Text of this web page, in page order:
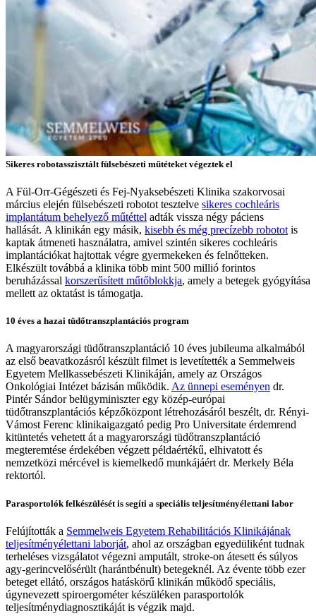
Sikeres robotasszisztált fülsebészeti műtéteket végeztek el
A Fül-Orr-Gégészeti és Fej-Nyaksebészeti Klinika szakorvosai
március elején fülsebészeti robotot tesztelve sikeres cochleáris
implantátum behelyező műtéttel adták vissza négy páciens
hallását. A klinikán egy másik, kisebb és még precízebb robotot is
kaptak átmeneti használatra, amivel szintén sikeres cochleáris
implantációkat hajtottak végre gyermekeken és felnőtteken.
Elkészült továbbá a klinika több mint 500 millió forintos
beruházással korszerűsített műtőblokkja, amely a betegek gyógyítása
mellett az oktatást is támogatja.
10 éves a hazai tüdőtranszplantációs program
A magyarországi tüdőtranszplantáció 10 éves jubileuma alkalmából
az első beavatkozásról készült filmet is levetítették a Semmelweis
Egyetem Mellkassebészeti Klinikáján, amely az Országos
Onkológiai Intézet bázisán működik. Az ünnepi eseményen dr.
Pintér Sándor belügyminiszter egy közép-európai
tüdőtranszplantációs képzőközpont létrehozásáról beszélt, dr. Rényi-
Vámost Ferenc klinikaigazgató pedig Pro Universitate érdemrend
kitüntetés vehetett át a magyarországi tüdőtranszplantáció
megteremtése érdekében végzett példaértékű, elhivatott és
nemzetközi mércével is kiemelkedő munkájáért dr. Merkely Béla
rektortól.
Parasportolók felkészülését is segíti a speciális teljesítményélettani labor
Felújították a Semmelweis Egyetem Rehabilitációs Klinikájának
teljesítményélettani laborját, ahol az országban egyedüliként tudnak
terheléses vizsgálatot végezni amputált, stroke-on átesett és súlyos
agy-gerincvelősérült (harántbénult) betegeknél. Az évente több ezer
beteget ellátó, országos hatáskörű klinikán működő speciális,
úgynevezett spiroergométer készüléken parasportolók
teljesítménydiagnosztikáját is végzik majd.